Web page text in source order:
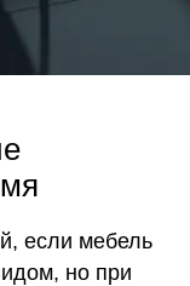
если мебель
но при